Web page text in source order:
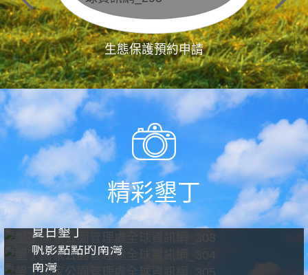
生態保護預約申請
精彩墾丁
夏日墾丁
帆影點點的南灣
南灣